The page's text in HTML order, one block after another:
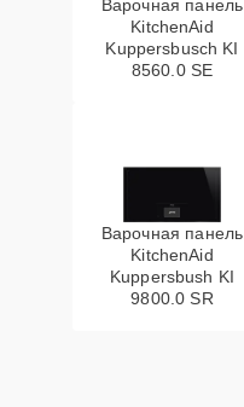
Варочная панель
KitchenAid
Kuppersbusch KI
8560.0 SE
Варочная панель
KitchenAid
Kuppersbush KI
9800.0 SR